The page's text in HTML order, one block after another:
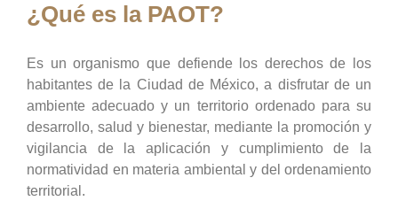
¿Qué es la PAOT?
Es un organismo que defiende los derechos de los
habitantes de la Ciudad de México, a disfrutar de un
ambiente adecuado y un territorio ordenado para su
desarrollo, salud y bienestar, mediante la promoción y
vigilancia de la aplicación y cumplimiento de la
normatividad en materia ambiental y del ordenamiento
territorial.